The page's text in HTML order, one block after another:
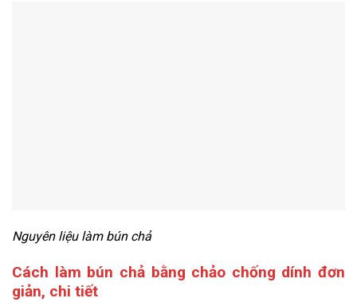
Nguyên liệu làm bún chả
Cách làm bún chả bằng chảo chống dính đơn
giản, chi tiết